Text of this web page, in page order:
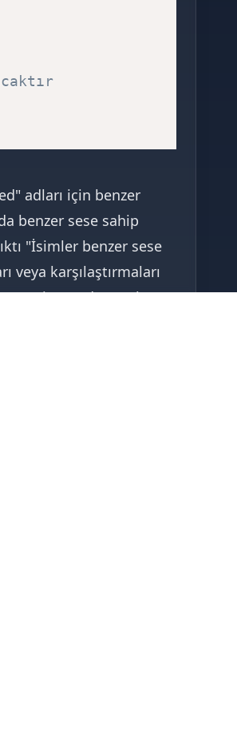
adları için benzer
benzer sese sahip
"İsimler benzer sese
karşılaştırmaları
yardımcı olur.